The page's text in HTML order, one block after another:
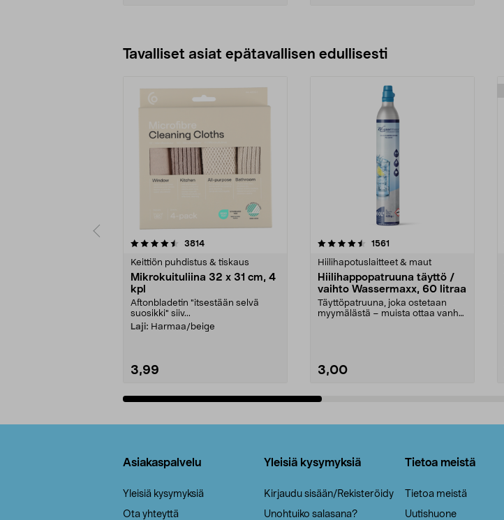
Tavalliset asiat epätavallisen edullisesti
3814arvostelut
Keittiön puhdistus & tiskaus
Mikrokuituliina 32 x 31 cm, 4
kpl
Aftonbladetin "itsestään selvä
suosikki" siiv...
Laji: Harmaa/beige
3,99
4.5viidestä
1561
Hiilihapotuslaitteet & maut
Hiilihappopatruuna täyttö /
vaihto Wassermaxx, 60 litraa
Täyttöpatruuna, joka ostetaan
myymälästä – muista ottaa vanha
3,00
4.5viidestä
Asiakaspalvelu
Yleisiä kysymyksiä
Ota yhteyttä
Yleisiä kysymyksiä
Kirjaudu sisään/Rekisteröidy
Unohtuiko salasana?
Tietoa meistä
Tietoa meistä
Uutishuone